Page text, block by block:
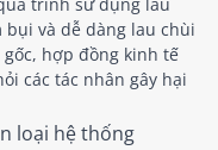
và dễ dàng lau chùi
gốc, hợp đồng kinh tế
các tác nhân gây hại
loại hệ thống